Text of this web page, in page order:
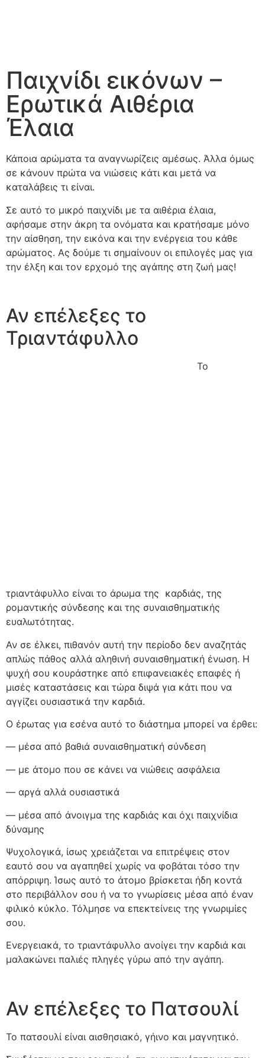
Παιχνίδι εικόνων –
Ερωτικά Αιθέρια
Έλαια
Κάποια αρώματα τα αναγνωρίζεις αμέσως. Άλλα όμως
σε κάνουν πρώτα να νιώσεις κάτι και μετά να
καταλάβεις τι είναι.
Σε αυτό το μικρό παιχνίδι με τα αιθέρια έλαια,
αφήσαμε στην άκρη τα ονόματα και κρατήσαμε μόνο
την αίσθηση, την εικόνα και την ενέργεια του κάθε
αρώματος. Ας δούμε τι σημαίνουν οι επιλογές μας για
την έλξη και τον ερχομό της αγάπης στη ζωή μας!
Αν επέλεξες το
Τριαντάφυλλο
Το
τριαντάφυλλο είναι το άρωμα της καρδιάς, της
ρομαντικής σύνδεσης και της συναισθηματικής
ευαλωτότητας.
Αν σε έλκει, πιθανόν αυτή την περίοδο δεν αναζητάς
απλώς πάθος αλλά αληθινή συναισθηματική ένωση. Η
ψυχή σου κουράστηκε από επιφανειακές επαφές ή
μισές καταστάσεις και τώρα διψά για κάτι που να
αγγίζει ουσιαστικά την καρδιά.
Ο έρωτας για εσένα αυτό το διάστημα μπορεί να έρθει:
— μέσα από βαθιά συναισθηματική σύνδεση
— με άτομο που σε κάνει να νιώθεις ασφάλεια
— αργά αλλά ουσιαστικά
— μέσα από άνοιγμα της καρδιάς και όχι παιχνίδια
δύναμης
Ψυχολογικά, ίσως χρειάζεται να επιτρέψεις στον
εαυτό σου να αγαπηθεί χωρίς να φοβάται τόσο την
απόρριψη. Ίσως αυτό το άτομο βρίσκεται ήδη κοντά
στο περιβάλλον σου ή να το γνωρίσεις μέσα από έναν
φιλικό κύκλο. Τόλμησε να επεκτείνεις της γνωριμίες
σου.
Ενεργειακά, το τριαντάφυλλο ανοίγει την καρδιά και
μαλακώνει παλιές πληγές γύρω από την αγάπη.
Αν επέλεξες το Πατσουλί
Το πατσουλί είναι αισθησιακό, γήινο και μαγνητικό.